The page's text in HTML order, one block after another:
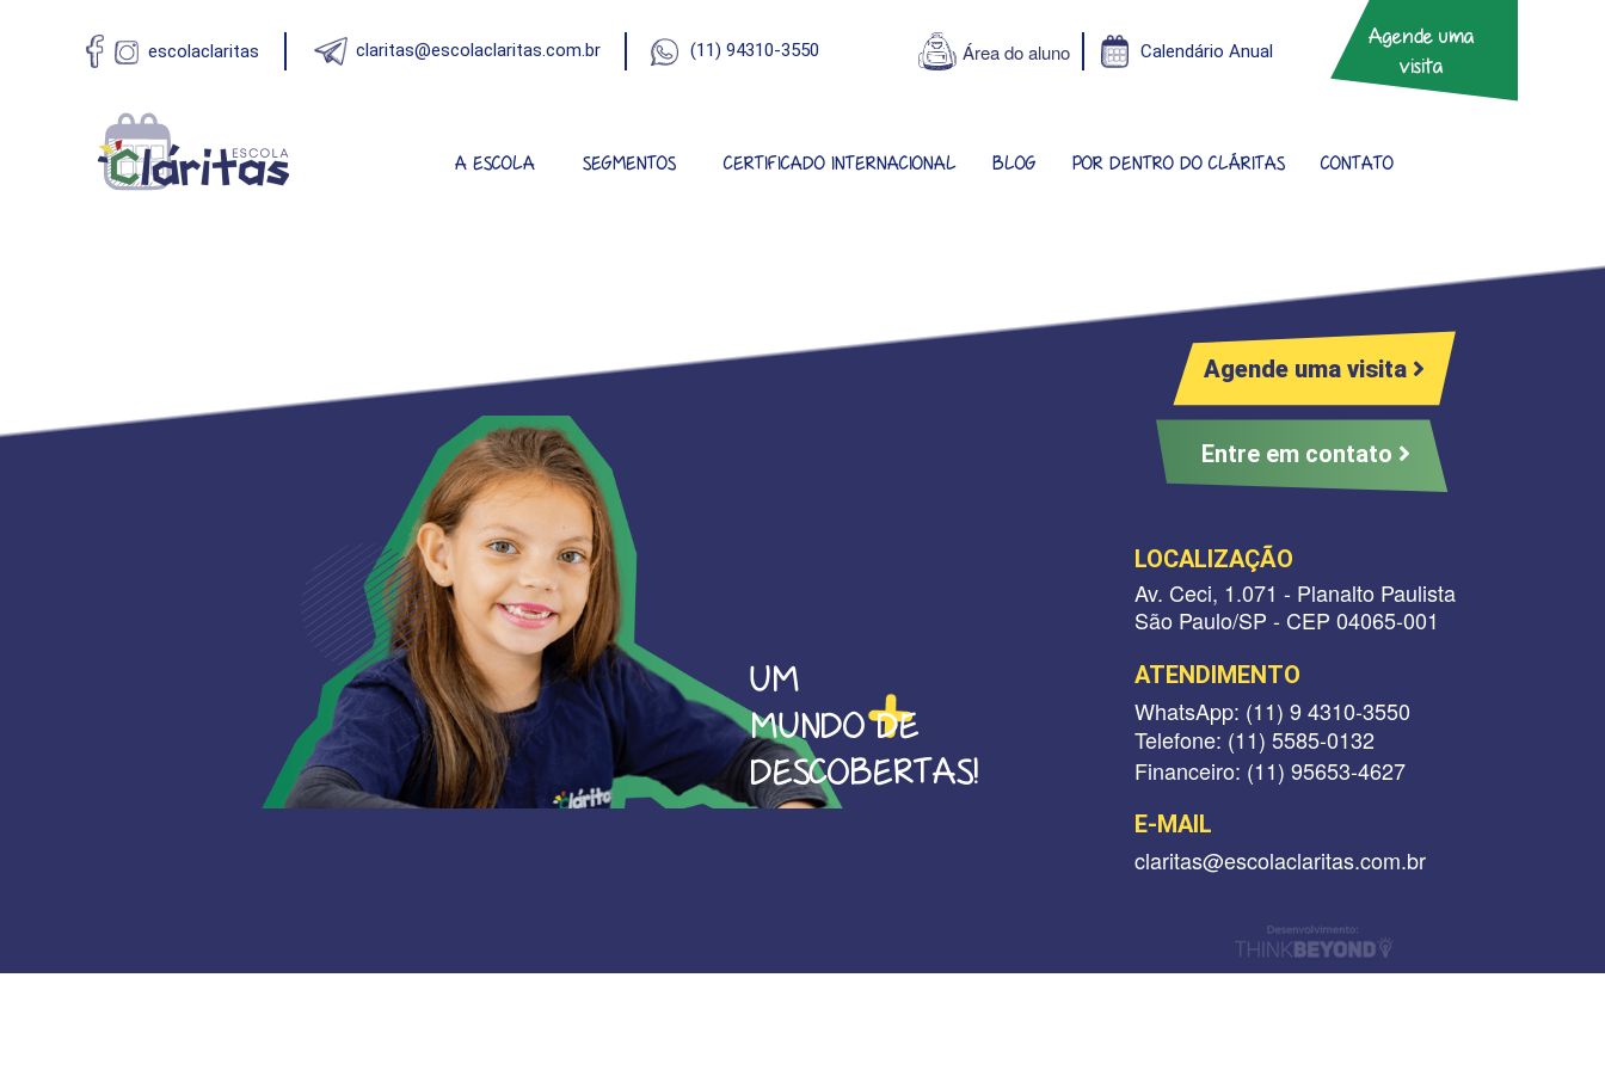
escolaclaritas claritas@escolaclaritas.com.br (11) 94310-3550 Área do aluno Calendário Anual
Agende uma
visita
A ESCOLA SEGMENTOS CERTIFICADO INTERNACIONAL BLOG POR DENTRO DO CLÁRITAS CONTATO
UM
MUNDO DE
DESCOBERTAS!
Agende uma visita
Entre em contato
LOCALIZAÇÃO
Av. Ceci, 1.071 - Planalto Paulista
São Paulo/SP - CEP 04065-001
ATENDIMENTO
WhatsApp: (11) 9 4310-3550
Telefone: (11) 5585-0132
Financeiro: (11) 95653-4627
E-MAIL
claritas@escolaclaritas.com.br